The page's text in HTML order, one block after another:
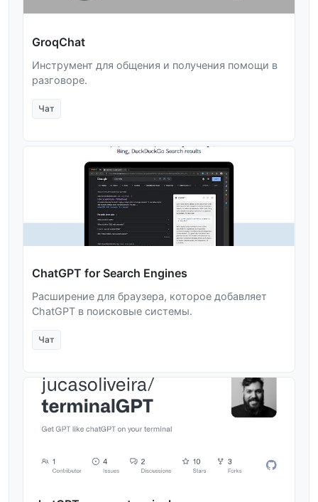
GroqChat
Инструмент для общения и получения помощи в
разговоре.
Чат
ChatGPT for Search Engines
Расширение для браузера, которое добавляет
ChatGPT в поисковые системы.
Чат